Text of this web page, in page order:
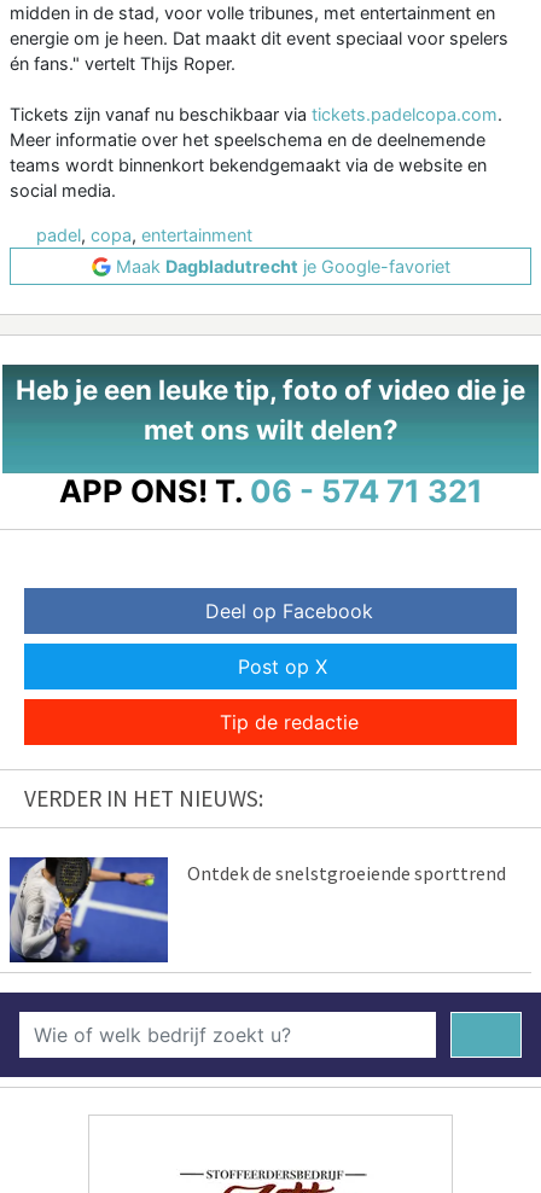
midden in de stad, voor volle tribunes, met entertainment en
energie om je heen. Dat maakt dit event speciaal voor spelers
én fans." vertelt Thijs Roper.
Tickets zijn vanaf nu beschikbaar via tickets.padelcopa.com.
Meer informatie over het speelschema en de deelnemende
teams wordt binnenkort bekendgemaakt via de website en
social media.
padel, copa, entertainment
Maak Dagbladutrecht je Google-favoriet
Heb je een leuke tip, foto of video die je
met ons wilt delen?
APP ONS! T. 06 - 574 71 321
Deel op Facebook
Post op X
Tip de redactie
VERDER IN HET NIEUWS:
Ontdek de snelstgroeiende sporttrend